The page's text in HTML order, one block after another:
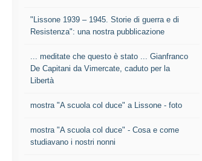
"Lissone 1939 – 1945. Storie di guerra e di
Resistenza": una nostra pubblicazione
... meditate che questo è stato ... Gianfranco
De Capitani da Vimercate, caduto per la
Libertà
mostra "A scuola col duce" a Lissone - foto
mostra "A scuola col duce" - Cosa e come
studiavano i nostri nonni